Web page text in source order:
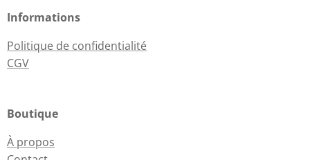
Informations
Politique de confidentialité
CGV
Boutique
À propos